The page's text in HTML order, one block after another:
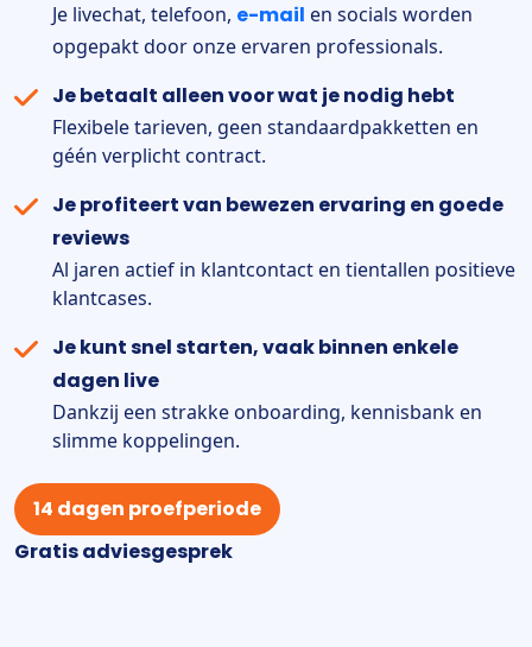
Je livechat, telefoon, e-mail en socials worden
opgepakt door onze ervaren professionals.
Je betaalt alleen voor wat je nodig hebt
Flexibele tarieven, geen standaardpakketten en
géén verplicht contract.
Je profiteert van bewezen ervaring en goede
reviews
Al jaren actief in klantcontact en tientallen positieve
klantcases.
Je kunt snel starten, vaak binnen enkele
dagen live
Dankzij een strakke onboarding, kennisbank en
slimme koppelingen.
14 dagen proefperiode
Gratis adviesgesprek